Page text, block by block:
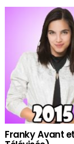
Franky Avant